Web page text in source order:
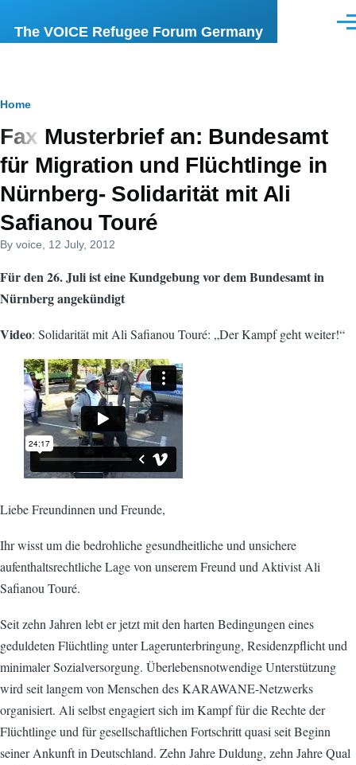
The VOICE Refugee Forum Germany
Breadcrumb
Home
Fax Musterbrief an: Bundesamt
für Migration und Flüchtlinge in
Nürnberg- Solidarität mit Ali
Safianou Touré
By voice , 12 July, 2012
Für den 26. Juli ist eine Kundgebung vor dem Bundesamt in
Nürnberg angekündigt
Video: Solidarität mit Ali Safianou Touré: „Der Kampf geht weiter!“
Liebe Freundinnen und Freunde,
Ihr wisst um die bedrohliche gesundheitliche und unsichere
aufenthaltsrechtliche Lage von unserem Freund und Aktivist Ali
Safianou Touré.
Seit zehn Jahren lebt er jetzt mit den harten Bedingungen eines
geduldeten Flüchtling unter Lagerunterbringung, Residenzpflicht und
minimaler Sozialversorgung. Überlebensnotwendige Unterstützung
wird seit langem von Menschen des KARAWANE-Netzwerks
organisiert. Ali selbst engagiert sich im Kampf für die Rechte der
Flüchtlinge und für gesellschaftlichen Fortschritt quasi seit Beginn
seiner Ankunft in Deutschland. Zehn Jahre Duldung, zehn Jahre Qual